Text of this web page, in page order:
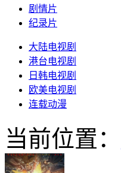
剧情片
纪录片
大陆电视剧
港台电视剧
日韩电视剧
欧美电视剧
连载动漫
当前位置：